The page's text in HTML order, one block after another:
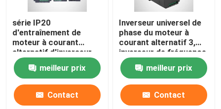
série IP20
d'entraînement de
moteur à courant
alternatif d'inverseur
triphasé de 0.4KW-
11KW KD100meilleur prix
Contact
Inverseur universel de
phase du moteur à
courant alternatif 3,
inverseur de fréquence
monophasé 10HP
meilleur prix
Contact